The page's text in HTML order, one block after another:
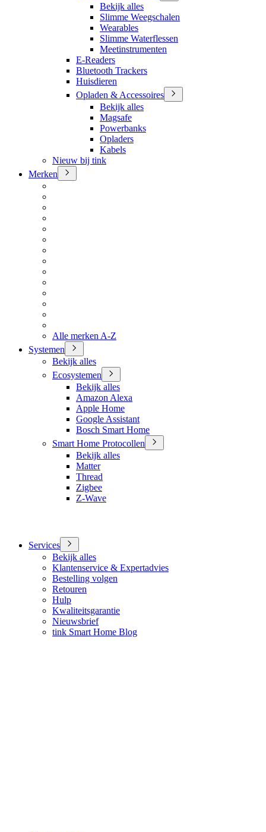
Bekijk alles
Slimme Weegschalen
Wearables
Slimme Waterflessen
Meetinstrumenten
E-Readers
Bluetooth Trackers
Huisdieren
Opladen & Accessoires
Bekijk alles
Magsafe
Powerbanks
Opladers
Kabels
Nieuw bij tink
Merken
Alle merken A-Z
Systemen
Bekijk alles
Ecosystemen
Bekijk alles
Amazon Alexa
Apple Home
Google Assistant
Bosch Smart Home
Smart Home Protocollen
Bekijk alles
Matter
Thread
Zigbee
Z-Wave
Services
Bekijk alles
Klantenservice & Expertadvies
Bestelling volgen
Retouren
Hulp
Kwaliteitsgarantie
Nieuwsbrief
tink Smart Home Blog